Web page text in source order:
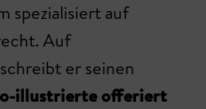
spezialisiert auf
Auf
schreibt er seinen
illustrierte offeriert